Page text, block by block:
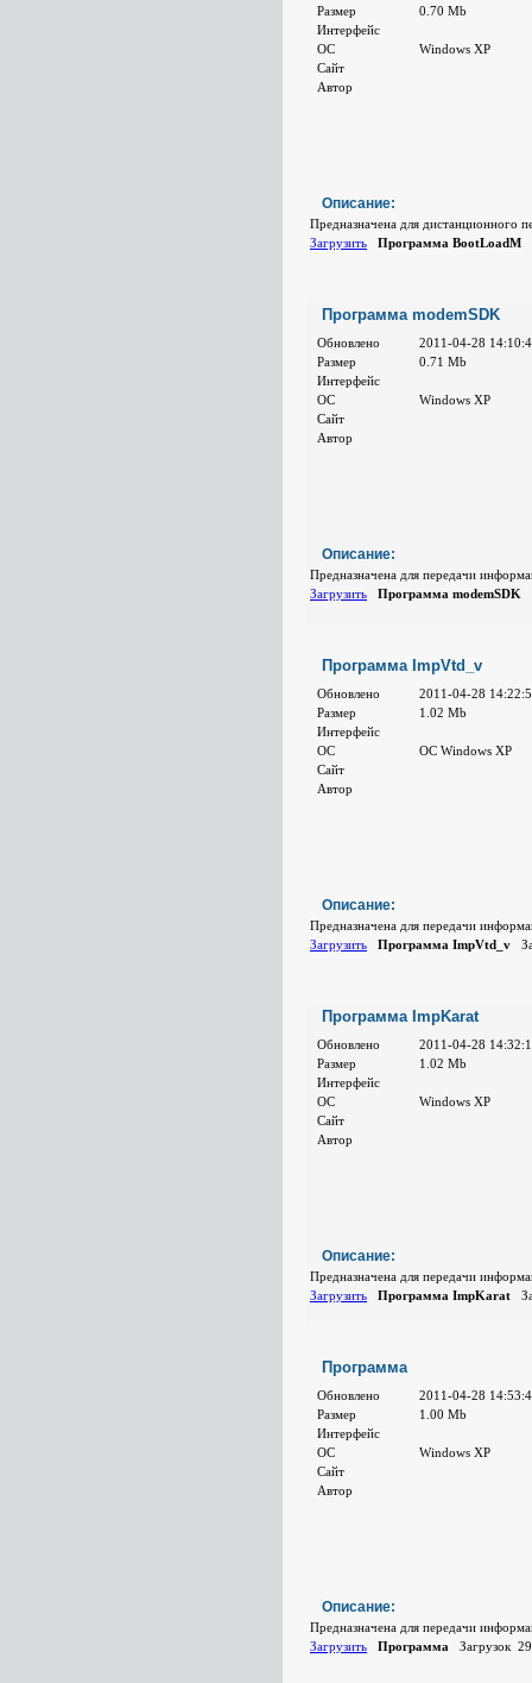
Размер
0.70 Mb
Интерфейс
ОС
Windows XP
Сайт
Автор
Описание:
Предназначена для
Загрузить
Программа BootLoadM
Программа modemSDK
Обновлено
2011-04-28
Размер
0.71 Mb
Интерфейс
ОС
Windows XP
Сайт
Автор
Описание:
Предназначена для передачи
Загрузить
Программа modemSDK
Программа ImpVtd_v
Обновлено
2011-04-28
Размер
1.02 Mb
Интерфейс
ОС
ОС Windows XP
Сайт
Автор
Описание:
Предназначена для передачи
Загрузить
Программа ImpVtd_v
Программа ImpKarat
Обновлено
2011-04-28
Размер
1.02 Mb
Интерфейс
ОС
Windows XP
Сайт
Автор
Описание:
Предназначена для передачи
Загрузить
Программа ImpKarat
Программа
Обновлено
2011-04-28
Размер
1.00 Mb
Интерфейс
ОС
Windows XP
Сайт
Автор
Описание:
Предназначена для передачи
Загрузить
Программа Загрузок